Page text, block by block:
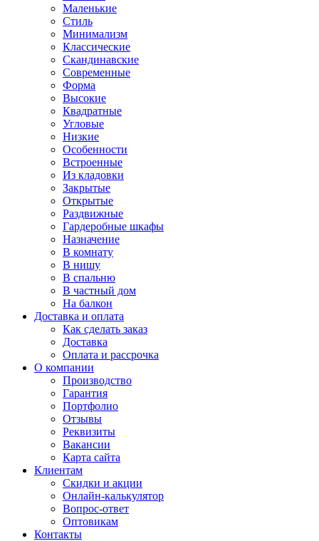
Маленькие
Стиль
Минимализм
Классические
Скандинавские
Современные
Форма
Высокие
Квадратные
Угловые
Низкие
Особенности
Встроенные
Из кладовки
Закрытые
Открытые
Раздвижные
Гардеробные шкафы
Назначение
В комнату
В нишу
В спальню
В частный дом
На балкон
Доставка и оплата
Как сделать заказ
Доставка
Оплата и рассрочка
О компании
Производство
Гарантия
Портфолио
Отзывы
Реквизиты
Вакансии
Карта сайта
Клиентам
Скидки и акции
Онлайн-калькулятор
Вопрос-ответ
Оптовикам
Контакты